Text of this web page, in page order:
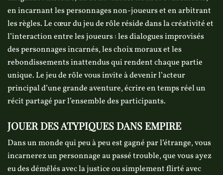
en incarnant les personnages non-joueurs et en arbitrant
les règles. Le cœur du jeu de rôle réside dans la créativité et
l’interaction entre les joueurs : les dialogues improvisés
des personnages incarnés, les choix moraux et les
rebondissements inattendus qui rendent chaque partie
unique. Le jeu de rôle vous invite à devenir l’acteur
principal d’une grande aventure, écrire en temps réel un
récit partagé par l’ensemble des participants.
JOUER DES ATYPIQUES DANS EMPIRE
Dans un monde qui peu à peu est gagné par l’étrange, vous
incarnerez un personnage au passé trouble, que vous ayez
eu des démêlés avec la justice ou simplement flirté avec